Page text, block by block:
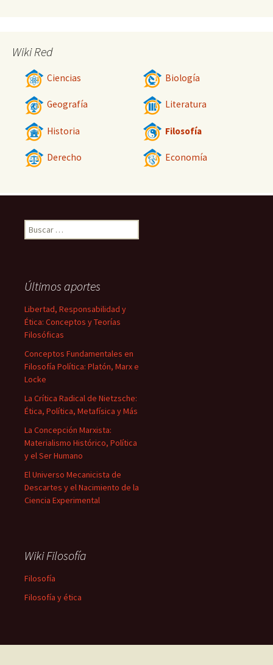
Wiki Red
Ciencias Biología
Geografía Literatura
Historia Filosofía
Derecho Economía
Buscar:
Últimos aportes
Libertad, Responsabilidad y
Ética: Conceptos y Teorías
Filosóficas
Conceptos Fundamentales en
Filosofía Política: Platón, Marx e
Locke
La Crítica Radical de Nietzsche:
Ética, Política, Metafísica y Más
La Concepción Marxista:
Materialismo Histórico, Política
y el Ser Humano
El Universo Mecanicista de
Descartes y el Nacimiento de la
Ciencia Experimental
Wiki Filosofía
Filosofía
Filosofía y ética